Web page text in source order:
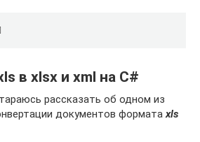
в xlsx и xml на C#
рассказать об одном из
документов форматаxls